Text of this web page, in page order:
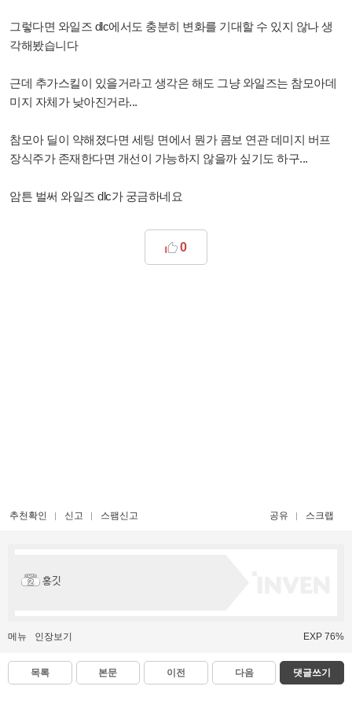
그렇다면 와일즈 dlc에서도 충분히 변화를 기대할 수 있지 않나 생
각해봤습니다
근데 추가스킬이 있을거라고 생각은 해도 그냥 와일즈는 참모아데
미지 자체가 낮아진거라...
참모아 딜이 약해졌다면 세팅 면에서 뭔가 콤보 연관 데미지 버프
장식주가 존재한다면 개선이 가능하지 않을까 싶기도 하구...
암튼 벌써 와일즈 dlc가 궁금하네요
0
추천확인 신고 스팸신고 공유 스크랩
홍깃
메뉴 인장보기 EXP 76%
목록 본문 이전 다음 댓글쓰기